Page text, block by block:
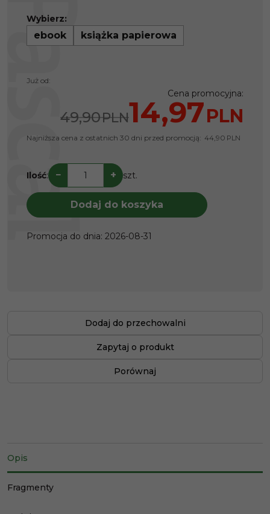
Wybierz:
ebook książka papierowa
Już od:
Cena promocyjna:
49,90PLN14,97PLN
Najniższa cena z ostatnich 30 dni przed promocją: 44,90 PLN
Ilość: − + szt.
Dodaj do koszyka
Promocja do dnia: 2026-08-31
Dodaj do przechowalni
Zapytaj o produkt
Porównaj
Opis
Fragmenty